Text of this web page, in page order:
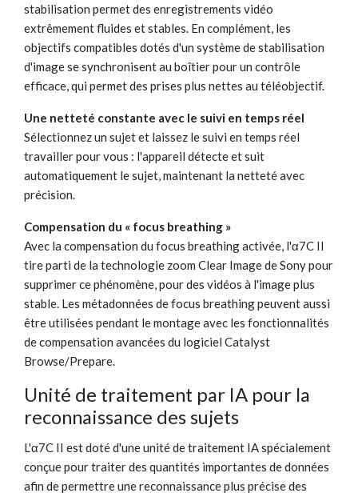
stabilisation permet des enregistrements vidéo
extrêmement fluides et stables. En complément, les
objectifs compatibles dotés d'un système de stabilisation
d'image se synchronisent au boîtier pour un contrôle
efficace, qui permet des prises plus nettes au téléobjectif.
Une netteté constante avec le suivi en temps réel
Sélectionnez un sujet et laissez le suivi en temps réel
travailler pour vous : l'appareil détecte et suit
automatiquement le sujet, maintenant la netteté avec
précision.
Compensation du « focus breathing »
Avec la compensation du focus breathing activée, l'α7C II
tire parti de la technologie zoom Clear Image de Sony pour
supprimer ce phénomène, pour des vidéos à l'image plus
stable. Les métadonnées de focus breathing peuvent aussi
être utilisées pendant le montage avec les fonctionnalités
de compensation avancées du logiciel Catalyst
Browse/Prepare.
Unité de traitement par IA pour la
reconnaissance des sujets
L'α7C II est doté d'une unité de traitement IA spécialement
conçue pour traiter des quantités importantes de données
afin de permettre une reconnaissance plus précise des